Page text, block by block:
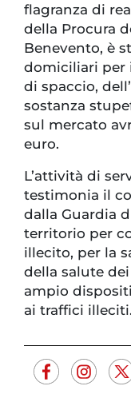
flagranza di
della Procura
Benevento, è
domiciliari per
di spaccio,
sostanza
sul mercato
euro.
L’attività di
testimonia il
dalla Guardia
territorio per
illecito, per la
della salute
ampio
ai traffici illeciti.